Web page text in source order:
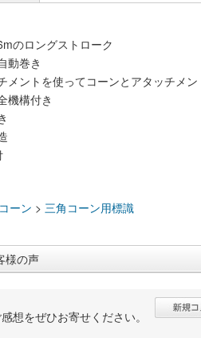
のロングストローク
動巻き
メントを使ってコーンとアタッチメ
機構付き
コーン > 三角コーン用標識
様の声
想をぜひお寄せください。